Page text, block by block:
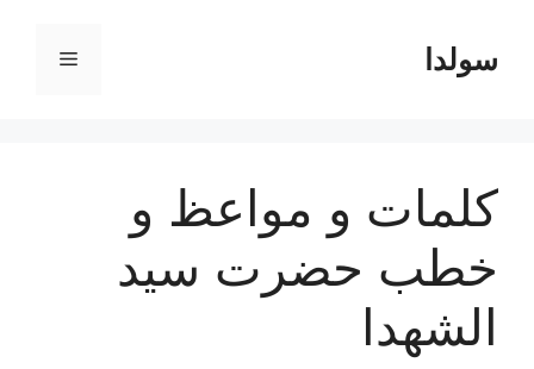
محتواسولدا فهرست
کلمات و مواعظ و
خطب حضرت سید
الشهدا